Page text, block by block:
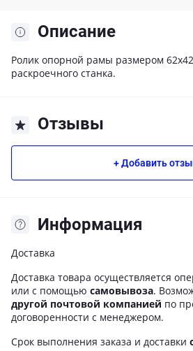
Описание
Ролик опорной рамы размером
раскроечного станка.
Отзывы
+ Добавить
Информация
Доставка
Доставка товара осуществляется
или с помощью самовывоза.
другой почтовой компанией по
договоренности с менеджером.
Срок выполнения заказа и доставки